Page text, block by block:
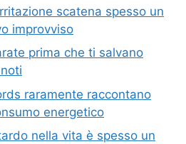
scatena spesso un
improvviso
prima che ti salvano
raramente raccontano
energetico
nella vita è spesso un